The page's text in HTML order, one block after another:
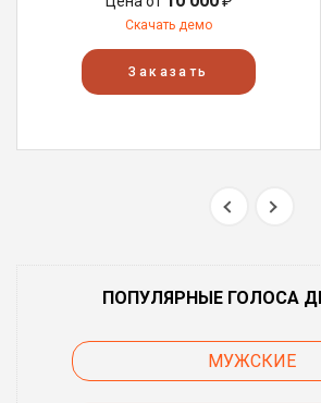
Скачать демо
Заказать
ПОПУЛЯРНЫЕ ГОЛОСА
МУЖСКИЕ